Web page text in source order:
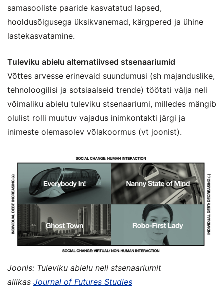
samasooliste paaride kasvatatud lapsed,
hooldusõigusega üksikvanemad, kärgpered ja ühine
lastekasvatamine.
Tuleviku abielu alternatiivsed stsenaariumid
Võttes arvesse erinevaid suundumusi (sh majanduslike,
tehnoloogilisi ja sotsiaalseid trende) töötati välja neli
võimaliku abielu tuleviku stsenaariumi, milledes mängib
olulist rolli muutuv vajadus inimkontakti järgi ja
inimeste olemasolev võlakoormus (vt joonist).
Joonis: Tuleviku abielu neli stsenaariumit
allikas Journal of Futures Studies